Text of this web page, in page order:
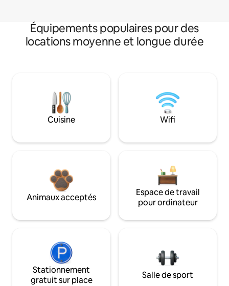
Équipements populaires pour des
locations moyenne et longue durée
Cuisine Wifi
Animaux acceptés
Espace de travail
pour ordinateur
Stationnement
gratuit sur place
Salle de sport